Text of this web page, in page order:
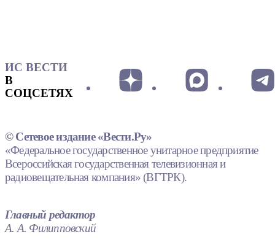
ИС ВЕСТИ
В
СОЦСЕТЯХ
© Сетевое издание «Вести.Ру»
«Федеральное государственное унитарное предприятие
Всероссийская государственная телевизионная и
радиовещательная компания» (ВГТРК).
Главный редактор
А. А. Филипповский